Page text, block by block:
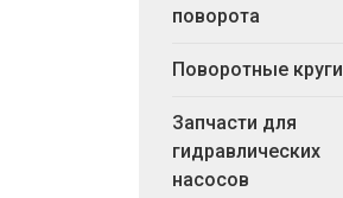
поворота
Поворотные круги
Запчасти для
гидравлических
насосов